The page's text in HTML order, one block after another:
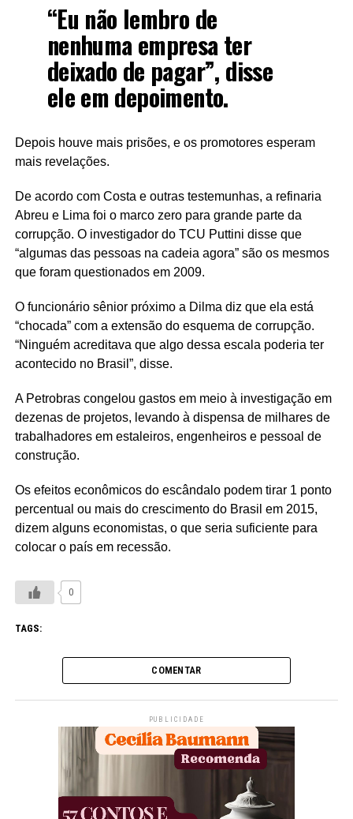
“Eu não lembro de
nenhuma empresa ter
deixado de pagar”, disse
ele em depoimento.
Depois houve mais prisões, e os promotores esperam
mais revelações.
De acordo com Costa e outras testemunhas, a refinaria
Abreu e Lima foi o marco zero para grande parte da
corrupção. O investigador do TCU Puttini disse que
“algumas das pessoas na cadeia agora” são os mesmos
que foram questionados em 2009.
O funcionário sênior próximo a Dilma diz que ela está
“chocada” com a extensão do esquema de corrupção.
“Ninguém acreditava que algo dessa escala poderia ter
acontecido no Brasil”, disse.
A Petrobras congelou gastos em meio à investigação em
dezenas de projetos, levando à dispensa de milhares de
trabalhadores em estaleiros, engenheiros e pessoal de
construção.
Os efeitos econômicos do escândalo podem tirar 1 ponto
percentual ou mais do crescimento do Brasil em 2015,
dizem alguns economistas, o que seria suficiente para
colocar o país em recessão.
0
TAGS:
COMENTAR
PUBLICIDADE